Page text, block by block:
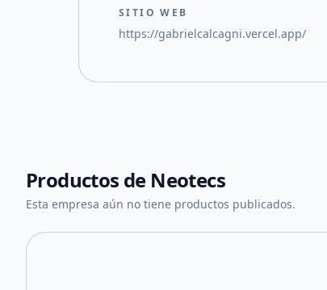
SITIO WEB
https://gabrielcalcagni.vercel.app/
Productos de Neotecs
Esta empresa aún no tiene productos publicados.